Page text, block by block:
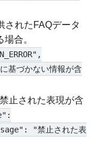
されたFAQデータ
合。
基づかない情報が含
止された表現が含
"禁止された表